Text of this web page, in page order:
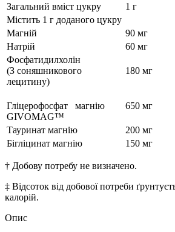
Загальний вміст цукру
1 г
Містить 1 г доданого цукру
Магній
90 мг
Натрій
60 мг
Фосфатидилхолін
(З соняшникового
лецитину)
180 мг
Гліцерофосфат
магнію
GIVOMAG™
650 мг
Тауринат магнію 200 мг
Бігліцинат магнію
150 мг
† Добову потребу не визначено.
‡ Відсоток від добової потреби
калорій.
Опис